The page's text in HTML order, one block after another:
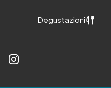
Degustazioni